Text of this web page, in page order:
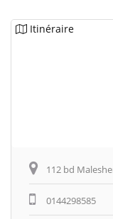
Itinéraire
112 bd
0144298585